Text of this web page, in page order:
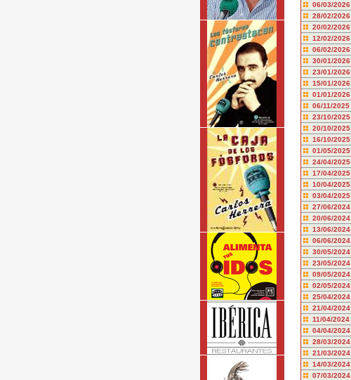
06/03/2026
28/02/2026
20/02/2026
12/02/2026
06/02/2026
30/01/2026
23/01/2026
15/01/2026
01/01/2026
06/11/2025
23/10/2025
20/10/2025
16/10/2025
01/05/2025
24/04/2025
17/04/2025
10/04/2025
03/04/2025
27/06/2024
20/06/2024
13/06/2024
06/06/2024
30/05/2024
23/05/2024
09/05/2024
02/05/2024
25/04/2024
21/04/2024
11/04/2024
04/04/2024
28/03/2024
21/03/2024
14/03/2024
07/03/2024